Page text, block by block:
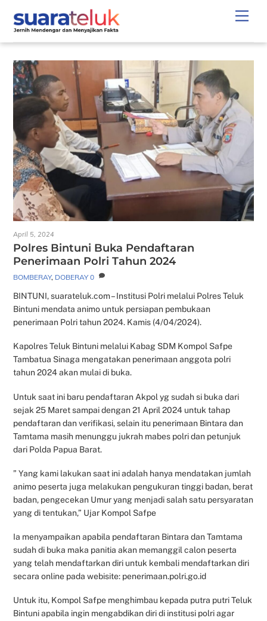
content
April 5, 2024
Polres Bintuni Buka Pendaftaran
Penerimaan Polri Tahun 2024
BOMBERAY, DOBERAY 0
BINTUNI, suarateluk.com – Institusi Polri melalui Polres Teluk
Bintuni mendata animo untuk persiapan pembukaan
penerimaan Polri tahun 2024. Kamis (4/04/2024).
Kapolres Teluk Bintuni melalui Kabag SDM Kompol Safpe
Tambatua Sinaga mengatakan penerimaan anggota polri
tahun 2024 akan mulai di buka.
Untuk saat ini baru pendaftaran Akpol yg sudah si buka dari
sejak 25 Maret sampai dengan 21 April 2024 untuk tahap
pendaftaran dan verifikasi, selain itu penerimaan Bintara dan
Tamtama masih menunggu jukrah mabes polri dan petunjuk
dari Polda Papua Barat.
” Yang kami lakukan saat ini adalah hanya mendatakan jumlah
animo peserta juga melakukan pengukuran tinggi badan, berat
badan, pengecekan Umur yang menjadi salah satu persyaratan
yang di tentukan,” Ujar Kompol Safpe
Ia menyampaikan apabila pendaftaran Bintara dan Tamtama
sudah di buka maka panitia akan memanggil calon peserta
yang telah mendaftarkan diri untuk kembali mendaftarkan diri
secara online pada webisite: penerimaan.polri.go.id
Untuk itu, Kompol Safpe menghimbau kepada putra putri Teluk
Bintuni apabila ingin mengabdikan diri di institusi polri agar